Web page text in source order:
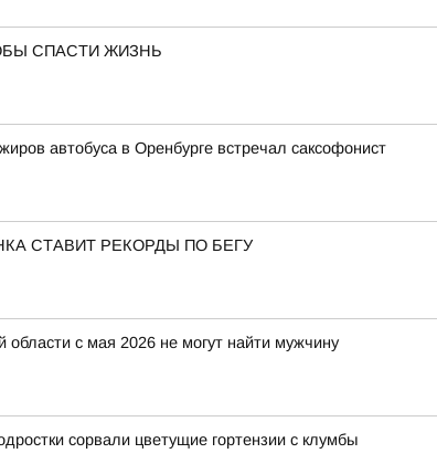
СПАСТИ ЖИЗНЬ
автобуса в Оренбурге встречал саксофонист
СТАВИТ РЕКОРДЫ ПО БЕГУ
области с мая 2026 не могут найти мужчину
сорвали цветущие гортензии с клумбы